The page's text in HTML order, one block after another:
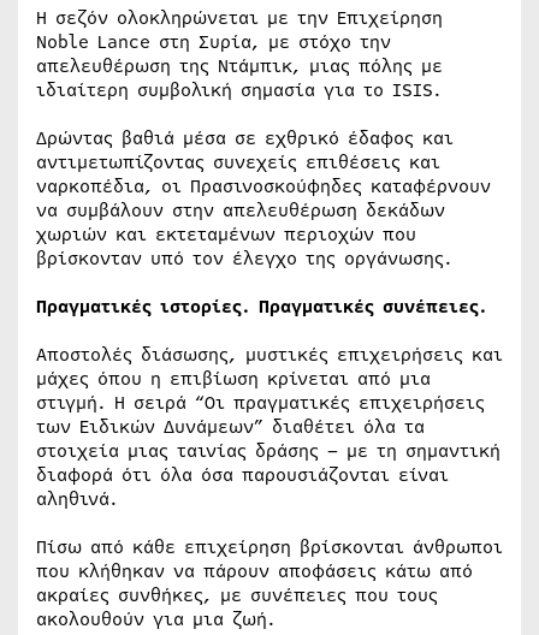
Η σεζόν ολοκληρώνεται με την Επιχείρηση
Noble Lance στη Συρία, με στόχο την
απελευθέρωση της Ντάμπικ, μιας πόλης με
ιδιαίτερη συμβολική σημασία για το ISIS.
Δρώντας βαθιά μέσα σε εχθρικό έδαφος και
αντιμετωπίζοντας συνεχείς επιθέσεις και
ναρκοπέδια, οι Πρασινοσκούφηδες καταφέρνουν
να συμβάλουν στην απελευθέρωση δεκάδων
χωριών και εκτεταμένων περιοχών που
βρίσκονταν υπό τον έλεγχο της οργάνωσης.
Πραγματικές ιστορίες. Πραγματικές συνέπειες.
Αποστολές διάσωσης, μυστικές επιχειρήσεις και
μάχες όπου η επιβίωση κρίνεται από μια
στιγμή. Η σειρά “Οι πραγματικές επιχειρήσεις
των Ειδικών Δυνάμεων” διαθέτει όλα τα
στοιχεία μιας ταινίας δράσης – με τη σημαντική
διαφορά ότι όλα όσα παρουσιάζονται είναι
αληθινά.
Πίσω από κάθε επιχείρηση βρίσκονται άνθρωποι
που κλήθηκαν να πάρουν αποφάσεις κάτω από
ακραίες συνθήκες, με συνέπειες που τους
ακολουθούν για μια ζωή.